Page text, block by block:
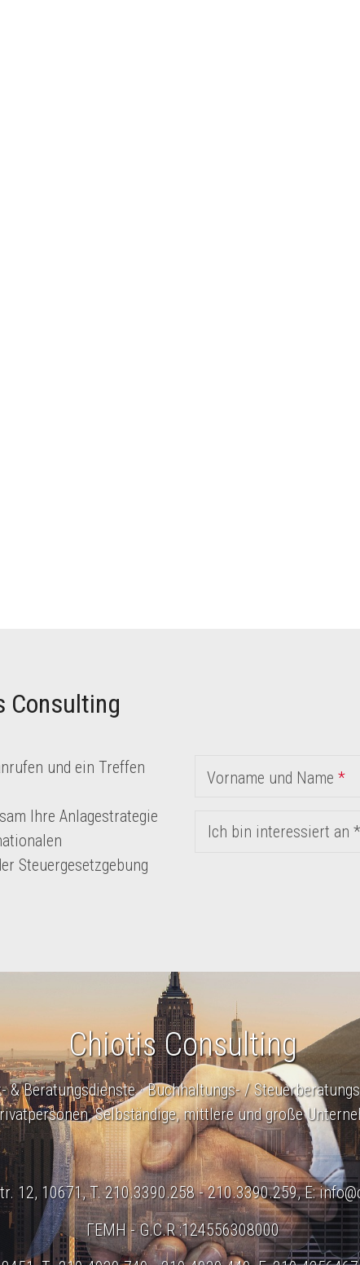
Consulting
und ein Treffen
Ihre Anlagestrategie
Steuergesetzgebung
Vorname und Name *
Ich bin interessiert an *
Chiotis Consulting
& Beratungsdienste · Buchhaltungs- /
Selbständige, mittlere und große
12, 10671, T. 210.3390.258 - 210.3390.259, E:
ΓΕΜΗ - G.C.R :124556308000